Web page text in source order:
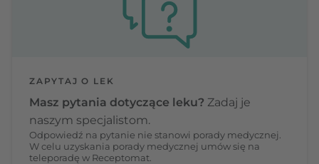
ZAPYTAJ O LEK
Masz pytania dotyczące leku? Zadaj je
naszym specjalistom.
Odpowiedź na pytanie nie stanowi porady medycznej.
W celu uzyskania porady medycznej umów się na
teleporadę w Receptomat.